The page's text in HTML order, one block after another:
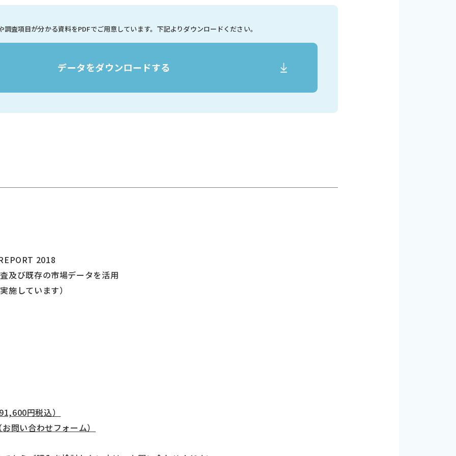
調査項目が分かる資料をPDFでご用意しています。 下記よりダウンロードください。
データをダウンロードする
2018
及び既存の市場データを活用
しています）
円税込）
問い合わせフォーム）